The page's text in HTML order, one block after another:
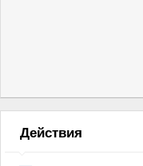
Действия